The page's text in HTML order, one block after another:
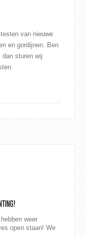
van nieuwe
en gordijnen. Ben
sturen wij
weer
open staan! We